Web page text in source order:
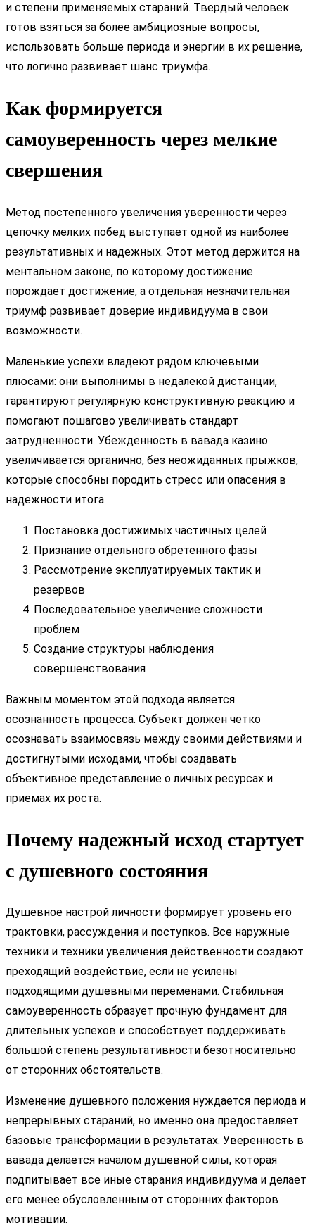
и степени применяемых стараний. Твердый человек
готов взяться за более амбициозные вопросы,
использовать больше периода и энергии в их решение,
что логично развивает шанс триумфа.
Как формируется
самоуверенность через мелкие
свершения
Метод постепенного увеличения уверенности через
цепочку мелких побед выступает одной из наиболее
результативных и надежных. Этот метод держится на
ментальном законе, по которому достижение
порождает достижение, а отдельная незначительная
триумф развивает доверие индивидуума в свои
возможности.
Маленькие успехи владеют рядом ключевыми
плюсами: они выполнимы в недалекой дистанции,
гарантируют регулярную конструктивную реакцию и
помогают пошагово увеличивать стандарт
затрудненности. Убежденность в вавада казино
увеличивается органично, без неожиданных прыжков,
которые способны породить стресс или опасения в
надежности итога.
Постановка достижимых частичных целей
Признание отдельного обретенного фазы
Рассмотрение эксплуатируемых тактик и
резервов
Последовательное увеличение сложности
проблем
Создание структуры наблюдения
совершенствования
Важным моментом этой подхода является
осознанность процесса. Субъект должен четко
осознавать взаимосвязь между своими действиями и
достигнутыми исходами, чтобы создавать
объективное представление о личных ресурсах и
приемах их роста.
Почему надежный исход стартует
с душевного состояния
Душевное настрой личности формирует уровень его
трактовки, рассуждения и поступков. Все наружные
техники и техники увеличения действенности создают
преходящий воздействие, если не усилены
подходящими душевными переменами. Стабильная
самоуверенность образует прочную фундамент для
длительных успехов и способствует поддерживать
большой степень результативности безотносительно
от сторонних обстоятельств.
Изменение душевного положения нуждается периода и
непрерывных стараний, но именно она предоставляет
базовые трансформации в результатах. Уверенность в
вавада делается началом душевной силы, которая
подпитывает все иные старания индивидуума и делает
его менее обусловленным от сторонних факторов
мотивации.